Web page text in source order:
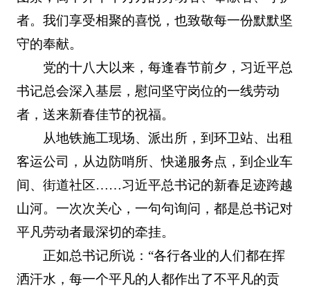
者。我们享受相聚的喜悦，也致敬每一份默默坚
守的奉献。
党的十八大以来，每逢春节前夕，习近平总
书记总会深入基层，慰问坚守岗位的一线劳动
者，送来新春佳节的祝福。
从地铁施工现场、派出所，到环卫站、出租
客运公司，从边防哨所、快递服务点，到企业车
间、街道社区……习近平总书记的新春足迹跨越
山河。一次次关心，一句句询问，都是总书记对
平凡劳动者最深切的牵挂。
正如总书记所说：“各行各业的人们都在挥
洒汗水，每一个平凡的人都作出了不平凡的贡